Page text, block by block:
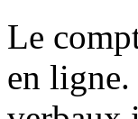
Le
en ligne.